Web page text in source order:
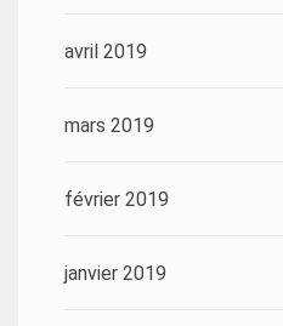
avril 2019
mars 2019
février 2019
janvier 2019